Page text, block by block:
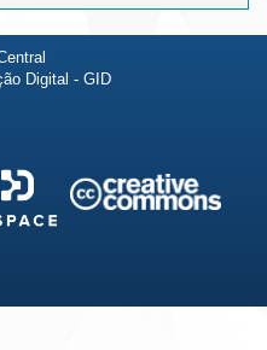
Digital - GID